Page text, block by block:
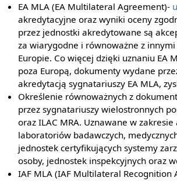
EA MLA (EA Multilateral Agreement)-
akredytacyjne oraz wyniki oceny
przez jednostki akredytowane są
za wiarygodne i równoważne z
Europie. Co więcej dzięki uznaniu EA
poza Europą, dokumenty wydane
akredytacją sygnatariuszy EA MLA,
Określenie równoważnych z
przez sygnatariuszy wielostronnych
oraz ILAC MRA. Uznawane w
laboratoriów badawczych,
jednostek certyfikujących systemy
osoby, jednostek inspekcyjnych oraz
IAF MLA (IAF Multilateral Recognition